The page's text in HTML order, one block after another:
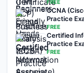
FREE
CCNA
Practice
FREE
Certified
Practice
FREE